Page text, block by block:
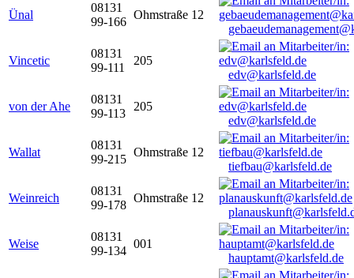
Ünal
08131
99-166
Ohmstraße 12
Vincetic
08131
99-111
205
edv@karlsfeld.de
von der Ahe
08131
99-113
205
edv@karlsfeld.de
Wallat
08131
99-215
Ohmstraße 12
tiefbau@karlsfeld.de
Weinreich
08131
99-178
Ohmstraße 12
Weise
08131
99-134
001
hauptamt@karlsfeld.de